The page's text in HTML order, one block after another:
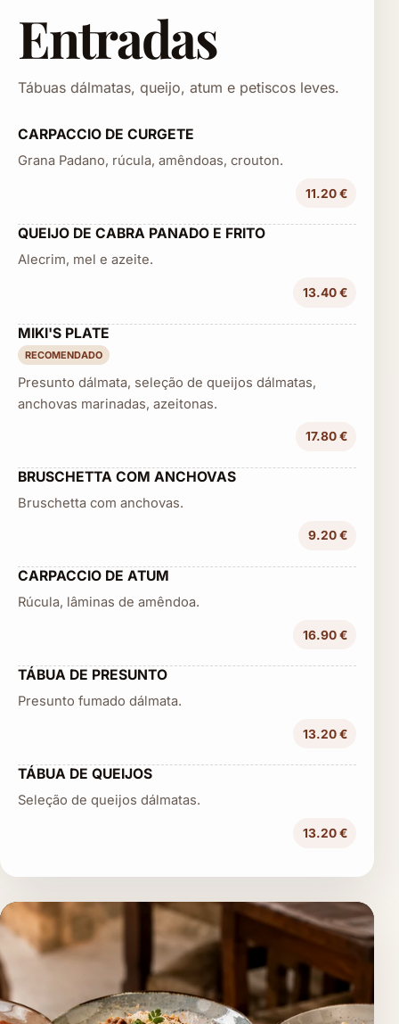
Entradas
Tábuas dálmatas, queijo, atum e petiscos leves.
CARPACCIO DE CURGETE
Grana Padano, rúcula, amêndoas, crouton.
11.20 €
QUEIJO DE CABRA PANADO E FRITO
Alecrim, mel e azeite.
13.40 €
MIKI'S PLATE
RECOMENDADO
Presunto dálmata, seleção de queijos dálmatas,
anchovas marinadas, azeitonas.
17.80 €
BRUSCHETTA COM ANCHOVAS
Bruschetta com anchovas.
9.20 €
CARPACCIO DE ATUM
Rúcula, lâminas de amêndoa.
16.90 €
TÁBUA DE PRESUNTO
Presunto fumado dálmata.
13.20 €
TÁBUA DE QUEIJOS
Seleção de queijos dálmatas.
13.20 €